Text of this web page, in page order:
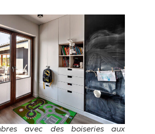
avec des boiseries aux